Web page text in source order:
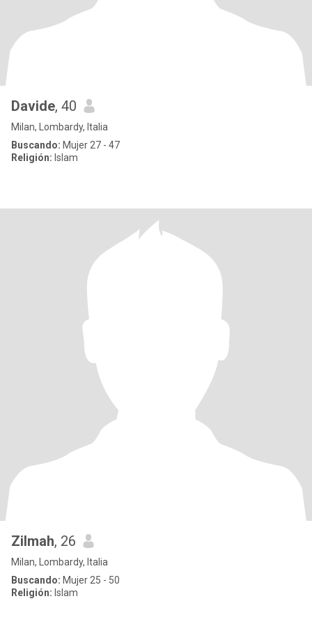
Davide, 40
Milan, Lombardy, Italia
Buscando: Mujer 27 - 47
Religión: Islam
Zilmah, 26
Milan, Lombardy, Italia
Buscando: Mujer 25 - 50
Religión: Islam